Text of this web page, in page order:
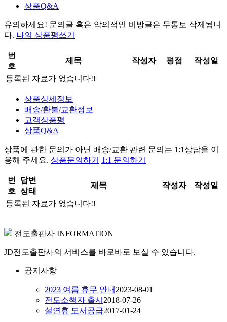
상품Q&A
유의하세요! 문의글 혹은 악의적인 비방글은 무통보 삭제 됩니
다. 나의 상품평쓰기
번
호
제목 작성자 평점 작성일
등록된 자료가 없습니다!!
상품상세정보
배송/환불/교환정보
고객상품평
상품Q&A
상품에 관한 문의가 아닌 배송/교환 관련 문의는 1:1상담을 이
용해 주세요. 상품문의하기 1:1 문의하기
번
호
답변
상태
제목 작성자 작성일
등록된 자료가 없습니다!!
전도출판사 INFORMATION
JD전도출판사의 서비스를 바로바로 보실 수 있습니다.
공지사항
2023 여름 휴무 안내 2023-08-01
전도소책자 출시 2018-07-26
설연휴 도서공급2017-01-24